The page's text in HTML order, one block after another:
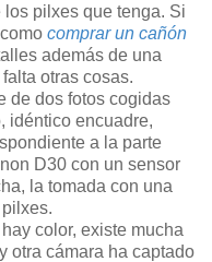
pilxes que tenga. Si
comprar un cañón
además de una
otras cosas.
de dos fotos cogidas
idéntico encuadre,
a la parte
D30 con un sensor
la tomada con una
color, existe mucha
otra cámara ha captado